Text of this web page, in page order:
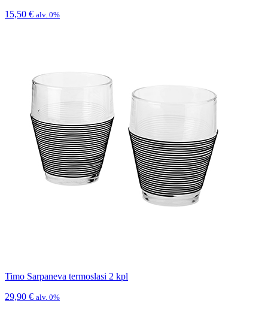
15,50 € alv. 0%
Timo Sarpaneva termoslasi 2 kpl
29,90 € alv. 0%